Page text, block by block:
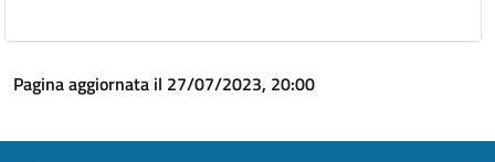
Pagina aggiornata il 27/07/2023, 20:00